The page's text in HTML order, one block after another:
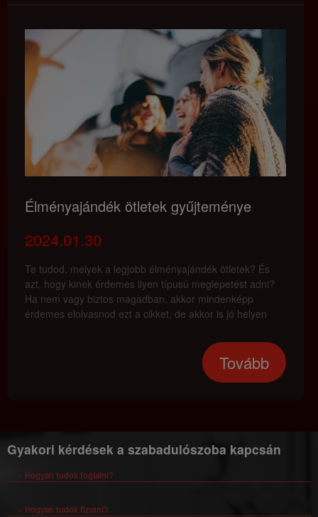
Élményajándék ötletek gyűjteménye
2024.01.30
Te tudod, melyek a legjobb élményajándék ötletek? És
azt, hogy kinek érdemes ilyen típusú meglepetést adni?
Ha nem vagy biztos magadban, akkor mindenképp
érdemes elolvasnod ezt a cikket, de akkor is jó helyen
Tovább
Gyakori kérdések a szabadulószoba kapcsán
+ Hogyan tudok foglalni?
+ Hogyan tudok fizetni?